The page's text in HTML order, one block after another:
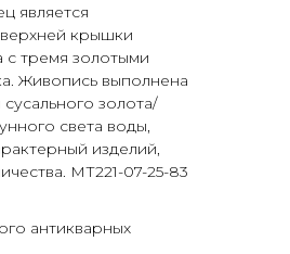
является
крышки
с тремя золотыми
Живопись выполнена
золота/
света воды,
изделий,
МТ221-07-25-83
антикварных